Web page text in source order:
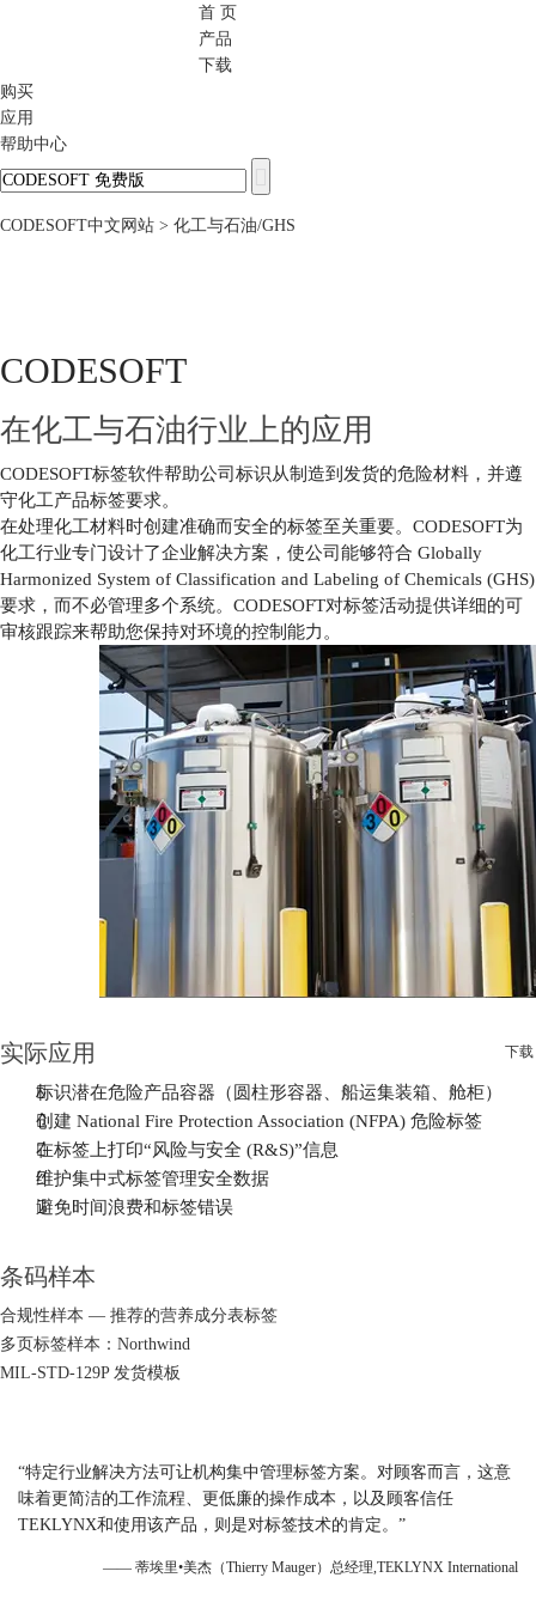
首 页
产品
下载
购买
应用
帮助中心
CODESOFT中文网站 > 化工与石油/GHS
CODESOFT
在化工与石油行业上的应用
CODESOFT标签软件帮助公司标识从制造到发货的危险材料，并遵
守化工产品标签要求。
在处理化工材料时创建准确而安全的标签至关重要。CODESOFT为
化工行业专门设计了企业解决方案，使公司能够符合 Globally
Harmonized System of Classification and Labeling of Chemicals (GHS)
要求，而不必管理多个系统。CODESOFT对标签活动提供详细的可
审核跟踪来帮助您保持对环境的控制能力。
实际应用

标识潜在危险产品容器（圆柱形容器、船运集装箱、舱柜）

创建 National Fire Protection Association (NFPA) 危险标签

在标签上打印“风险与安全 (R&S)”信息

维护集中式标签管理安全数据

避免时间浪费和标签错误
条码样本
合规性样本 — 推荐的营养成分表标签
多页标签样本：Northwind
MIL-STD-129P 发货模板
“特定行业解决方法可让机构集中管理标签方案。对顾客而言，这意
味着更简洁的工作流程、更低廉的操作成本，以及顾客信任
TEKLYNX和使用该产品，则是对标签技术的肯定。”
—— 蒂埃里•美杰（Thierry Mauger）总经理,TEKLYNX International
下载